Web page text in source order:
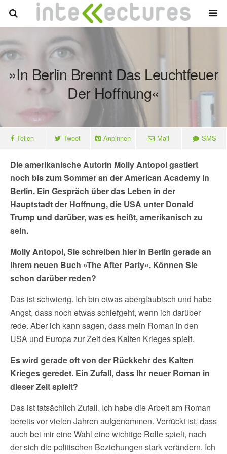
»In Berlin Brennt Das Leuchtfeuer
Der Hoffnung«
Teilen Tweet Anpinnen Mail SMS
Die amerikanische Autorin Molly Antopol gastiert
noch bis zum Sommer an der American Academy in
Berlin. Ein Gespräch über das Leben in der
Hauptstadt der Hoffnung, die USA unter Donald
Trump und darüber, was es heißt, amerikanisch zu
sein.
Molly Antopol, Sie schreiben hier in Berlin gerade an
Ihrem neuen Buch »The After Party«. Können Sie
schon darüber reden?
Das ist schwierig. Ich bin etwas abergläubisch und habe
Angst, dass noch etwas schiefgeht, wenn ich darüber
rede. Aber ich kann sagen, dass mein Roman in den
USA und Europa zur Zeit des Kalten Krieges spielt.
Es wird gerade oft von der Rückkehr des Kalten
Krieges geredet. Ein Zufall, dass Ihr neuer Roman in
dieser Zeit spielt?
Das ist tatsächlich Zufall. Ich habe die Arbeit am Roman
bereits vor vielen Jahren aufgenommen. Verrückt ist, dass
auch bei mir eine Wahl eine wichtige Rolle spielt, nach
der sich die politischen Beziehungen stark verändern. Ich